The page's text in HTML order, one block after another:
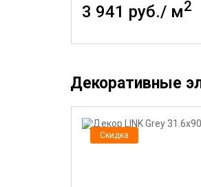
3 941 руб./ м2
Декоративные
Скидка